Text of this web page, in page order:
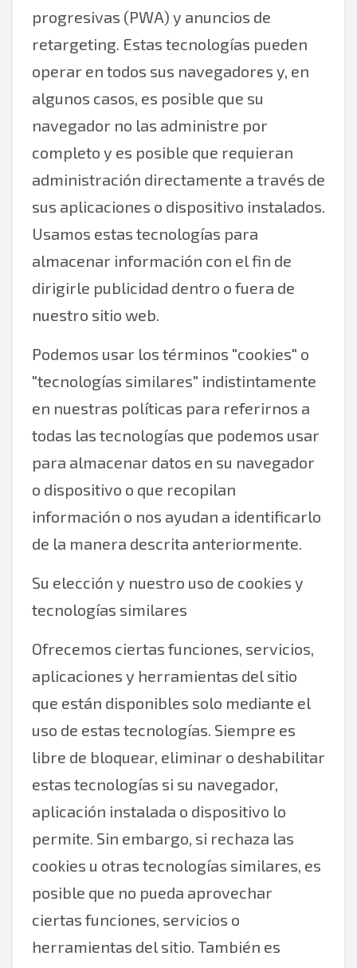
progresivas (PWA) y anuncios de
retargeting. Estas tecnologías pueden
operar en todos sus navegadores y, en
algunos casos, es posible que su
navegador no las administre por
completo y es posible que requieran
administración directamente a través de
sus aplicaciones o dispositivo instalados.
Usamos estas tecnologías para
almacenar información con el fin de
dirigirle publicidad dentro o fuera de
nuestro sitio web.
Podemos usar los términos "cookies" o
"tecnologías similares" indistintamente
en nuestras políticas para referirnos a
todas las tecnologías que podemos usar
para almacenar datos en su navegador
o dispositivo o que recopilan
información o nos ayudan a identificarlo
de la manera descrita anteriormente.
Su elección y nuestro uso de cookies y
tecnologías similares
Ofrecemos ciertas funciones, servicios,
aplicaciones y herramientas del sitio
que están disponibles solo mediante el
uso de estas tecnologías. Siempre es
libre de bloquear, eliminar o deshabilitar
estas tecnologías si su navegador,
aplicación instalada o dispositivo lo
permite. Sin embargo, si rechaza las
cookies u otras tecnologías similares, es
posible que no pueda aprovechar
ciertas funciones, servicios o
herramientas del sitio. También es